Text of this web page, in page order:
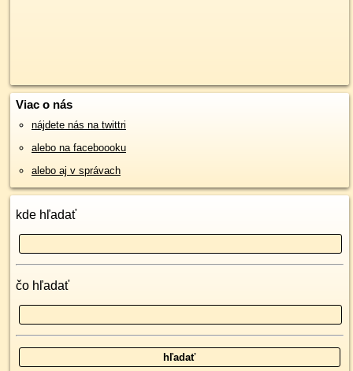
Viac o nás
nájdete nás na twittri
alebo na faceboooku
alebo aj v správach
kde hľadať
čo hľadať